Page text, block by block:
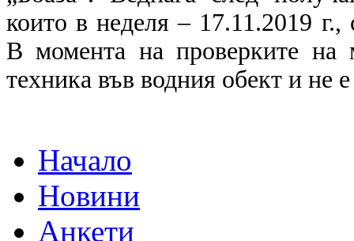
които в неделя – 17.11.2019
В момента на проверките на
техника във водния обект и не
Начало
Новини
Анкети